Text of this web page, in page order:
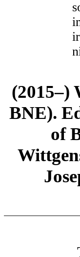
(2015–)
BNE).
of